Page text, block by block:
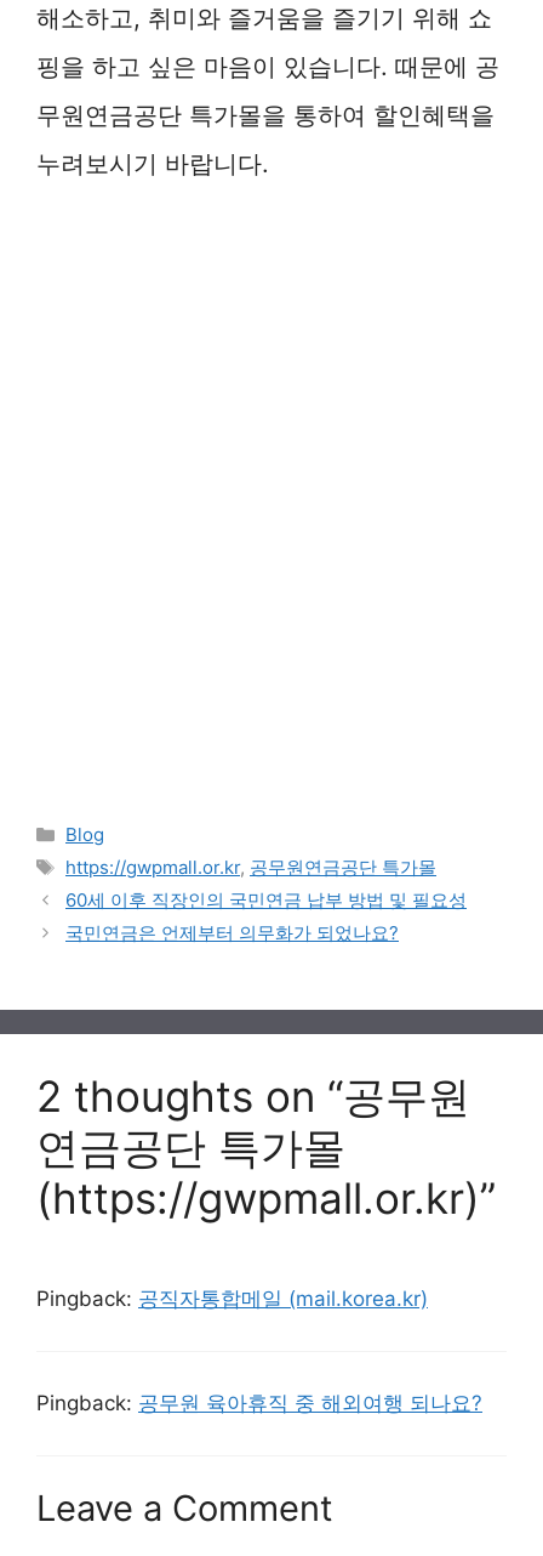
해소하고, 취미와 즐거움을 즐기기 위해 쇼
핑을 하고 싶은 마음이 있습니다. 때문에 공
무원연금공단 특가몰을 통하여 할인혜택을
누려보시기 바랍니다.
Categories
Blog
Tags
https://gwpmall.or.kr, 공무원연금공단 특가몰
60세 이후 직장인의 국민연금 납부 방법 및 필요성
국민연금은 언제부터 의무화가 되었나요?
2 thoughts on “공무원
연금공단 특가몰
(https://gwpmall.or.kr)”
Pingback: 공직자통합메일 (mail.korea.kr)
Pingback: 공무원 육아휴직 중 해외여행 되나요?
Leave a Comment